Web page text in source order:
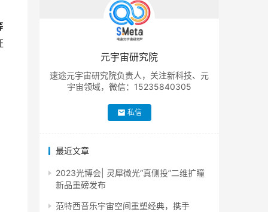
元宇宙研究院
速途元宇宙研究院负责人，关注新科技、元
宇宙领域，微信：15235840305
私信
最近文章
2023光博会| 灵犀微光“真侧投”二维扩瞳
新品重磅发布
范特西音乐宇宙空间重塑经典，携手